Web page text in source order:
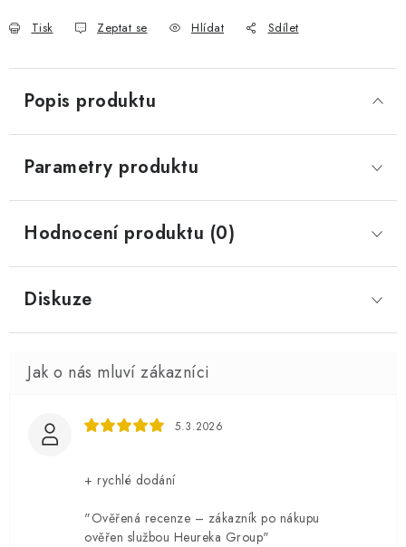
Tisk Zeptat se Hlídat Sdílet
Popis produktu
Parametry produktu
Hodnocení produktu (0)
Diskuze
5.3.2026
+ rychlé dodání
"Ověřená recenze – zákazník po nákupu
ověřen službou Heureka Group"